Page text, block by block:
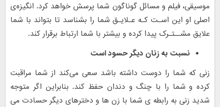
موسیقی، فیلم و مسائل گوناگون شما پرسش خواهد کرد. انگیزه‌ی
اصلی او این اسـت کـه عـلایـق شما را بشناسد تا بتواند با شما
علایق مشــتـرک پیدا کرده و بیشتر با شما ارتباط برقرار کند.
نسبت به زنان دیگر حسود است
زنی که شما را دوست داشته باشد سعی می‌کند از شما مراقبت
کرده و شما را با چنگ و دندان حفظ کند. بنابراین اگر متوجه
شدید زنی به رابطه ی شما با زن ها و دخترهای دیگر حسادت می